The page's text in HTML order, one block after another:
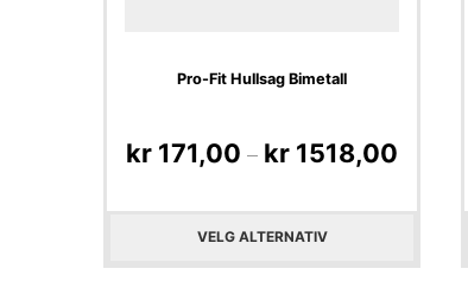
Pro-Fit Hullsag Bimetall
kr 171,00 – kr 1518,00
VELG ALTERNATIV